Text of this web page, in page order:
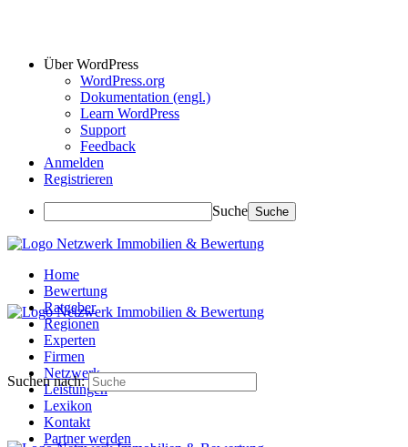
Über WordPress
WordPress.org
Dokumentation (engl.)
Learn WordPress
Support
Feedback
Anmelden
Registrieren
Suche
Home
Bewertung
Ratgeber
Regionen
Experten
Firmen
Netzwerk
Leistungen
Lexikon
Kontakt
Partner werden
Suchen nach: